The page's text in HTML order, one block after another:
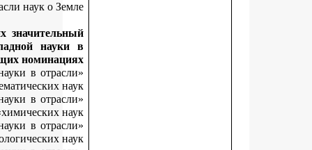
За результаты научных исследований, внесших
вклад в развитие фундаментальной и прикладной
«Лучший молодой исследователь в организациях науки в
«Лучший молодой исследователь в организациях науки в
«Лучший молодой исследователь в организациях науки в